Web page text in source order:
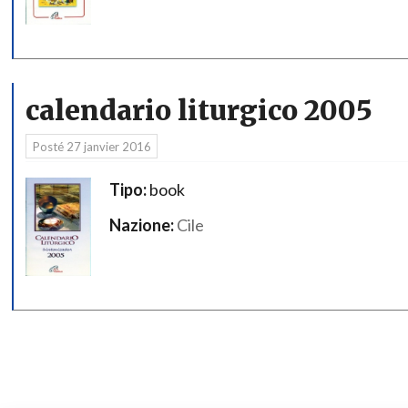
calendario liturgico 2005
Posté 27 janvier 2016
Tipo:book
Nazione:Cile